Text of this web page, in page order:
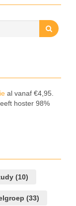
al vanaf €4,95.
hoster 98%
(10)
(33)